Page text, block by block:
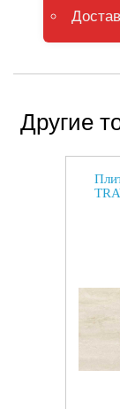
Другие